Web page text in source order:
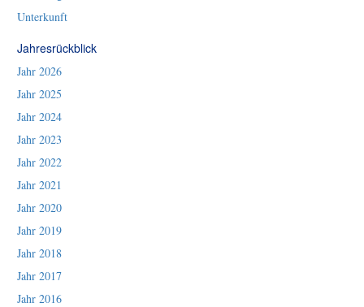
Unterkunft
Jahresrückblick
Jahr 2026
Jahr 2025
Jahr 2024
Jahr 2023
Jahr 2022
Jahr 2021
Jahr 2020
Jahr 2019
Jahr 2018
Jahr 2017
Jahr 2016